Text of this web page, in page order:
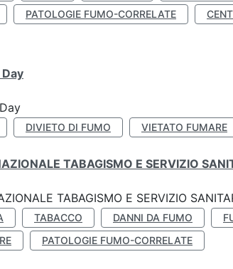
PATOLOGIE FUMO-CORRELATE
DIVIETO DI FUMO VIETATO FUMARE
TABAGISMO E SERVIZIO
TABAGISMO E SERVIZIO
TABACCO DANNI DA FUMO
PATOLOGIE FUMO-CORRELATE